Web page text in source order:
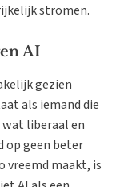
stromen.
AI
gezien
als iemand die
liberaal en
op geen beter
vreemd maakt, is